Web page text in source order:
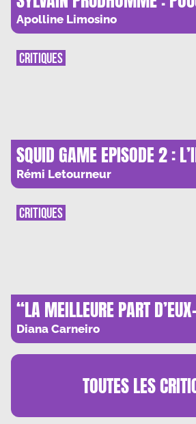
CIEL BRULANT
Apolline Limosino
SQUID GAME EPISODE 2 :
EGALITE DES CHANCES
Rémi Letourneur
CRITIQUES
“LA MEILLEURE PART
AVRIL VENTURA : TROUBLES
Diana Carneiro
CRITIQUES
TOUTES LES